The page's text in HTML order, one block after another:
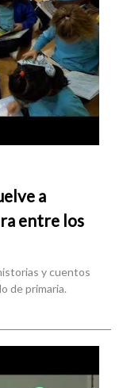
a
entre los
y cuentos
de primaria.